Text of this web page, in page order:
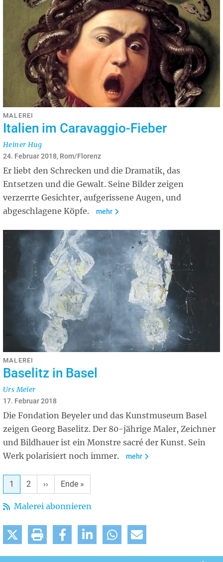
MALEREI
Italien im Caravaggio-Fieber
Heiner Hug
24. Februar 2018, Rom/Florenz
Er liebt den Schrecken und die Dramatik, das
Entsetzen und die Gewalt. Seine Bilder zeigen
verzerrte Gesichter, aufgerissene Augen, und
abgeschlagene Köpfe.
mehr
MALEREI
Baselitz in Basel
Urs Meier
17. Februar 2018
Die Fondation Beyeler und das Kunstmuseum Basel
zeigen Georg Baselitz. Der 80-jährige Maler, Zeichner
und Bildhauer ist ein Monstre sacré der Kunst. Sein
Werk polarisiert noch immer.
mehr
1 2
Nächste
Seite
››
Letzte
Seite
Ende »
Malerei abonnieren